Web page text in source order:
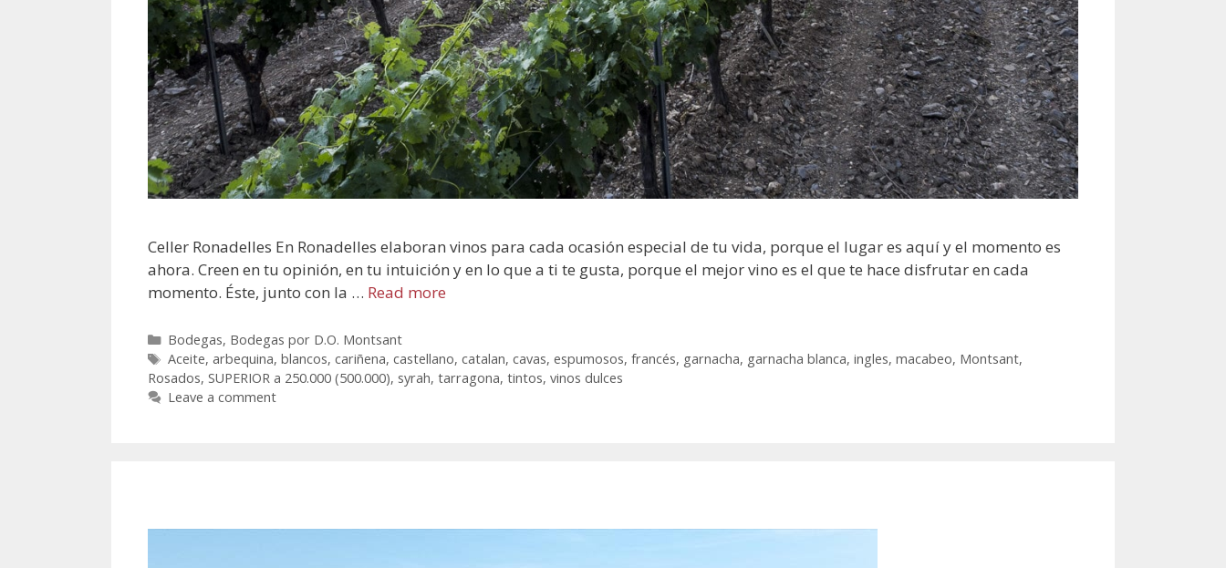
Celler Ronadelles En Ronadelles elaboran vinos para cada ocasión especial de tu vida, porque el lugar es aquí y el momento es
ahora. Creen en tu opinión, en tu intuición y en lo que a ti te gusta, porque el mejor vino es el que te hace disfrutar en cada
momento. Éste, junto con la … Read more
Bodegas, Bodegas por D.O. Montsant
Aceite, arbequina, blancos, cariñena, castellano, catalan, cavas, espumosos, francés, garnacha, garnacha blanca, ingles, macabeo, Montsant,
Rosados, SUPERIOR a 250.000 (500.000), syrah, tarragona, tintos, vinos dulces
Leave a comment